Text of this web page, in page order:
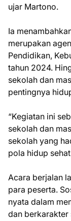
ujar Martono.
Ia
merupakan
Pendidikan,
tahun 2024.
sekolah dan
pentingnya
“Kegiatan ini
sekolah dan
sekolah yang
pola hidup
Acara berjalan
para peserta.
nyata dalam
dan berkarakter